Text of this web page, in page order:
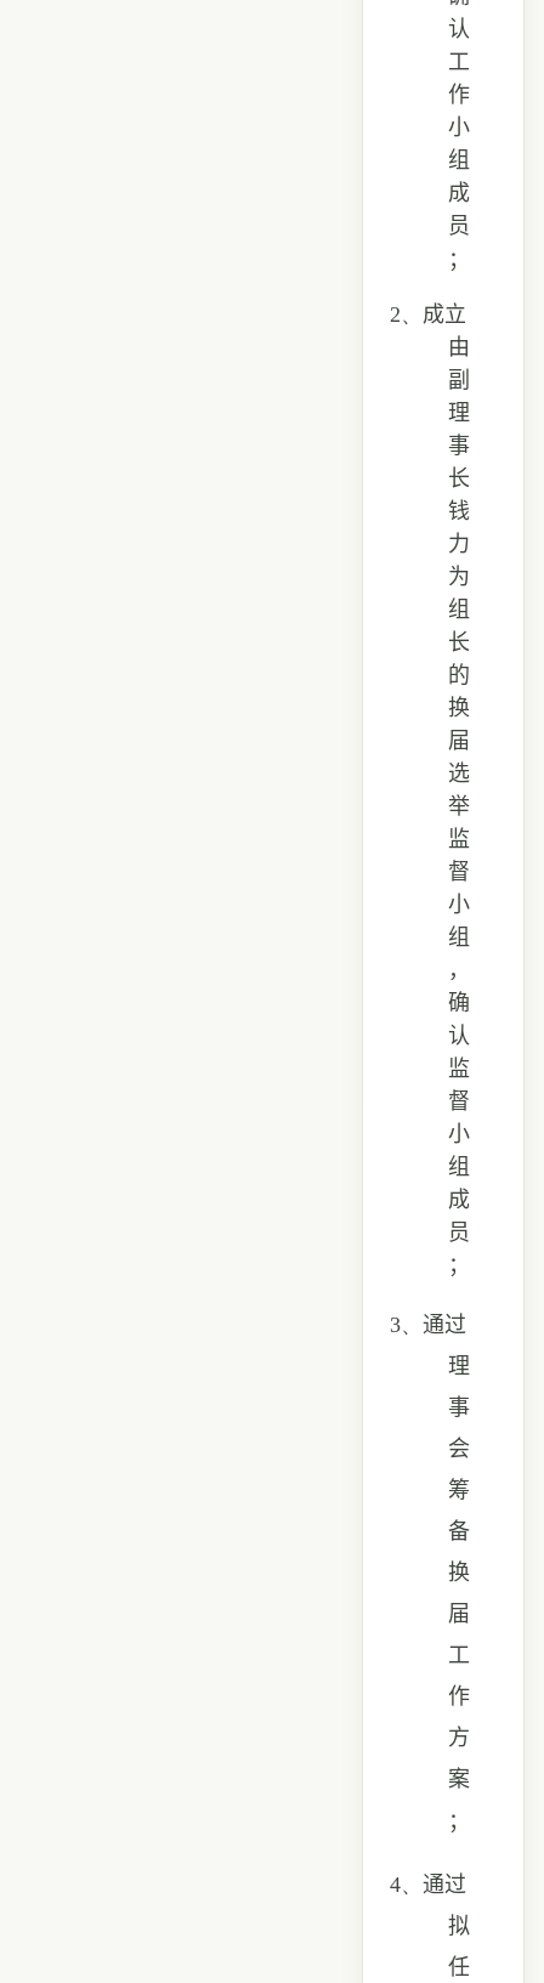
认
工
作
小
组
成
员
；
2、 成立
由
副
理
事
长
钱
力
为
组
长
的
换
届
选
举
监
督
小
组
，
确
认
监
督
小
组
成
员
；
3、 通过
理
事
会
筹
备
换
届
工
作
方
案
；
4、 通过
拟
任